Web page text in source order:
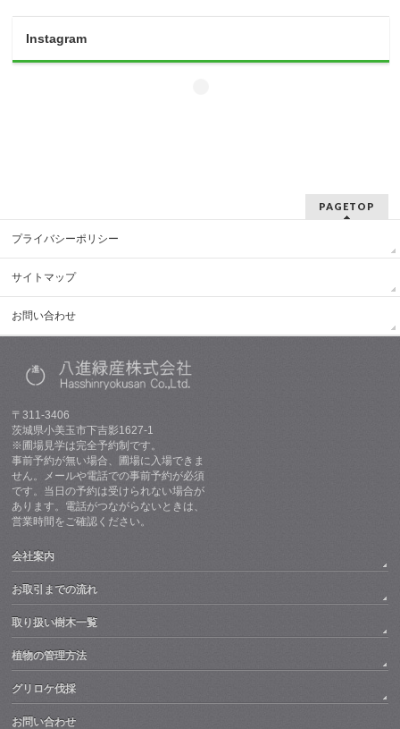
Instagram
PAGETOP
プライバシーポリシー
サイトマップ
お問い合わせ
〒311-3406
茨城県小美玉市下吉影1627-1
※圃場見学は完全予約制です。
事前予約が無い場合、圃場に入場できま
せん。メールや電話での事前予約が必須
です。当日の予約は受けられない場合が
あります。電話がつながらないときは、
営業時間をご確認ください。
会社案内
お取引までの流れ
取り扱い樹木一覧
植物の管理方法
グリロケ伐採
お問い合わせ